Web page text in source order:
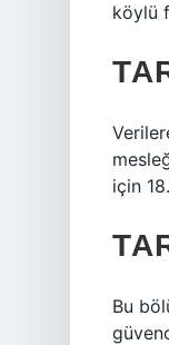
köylü
için
Bu